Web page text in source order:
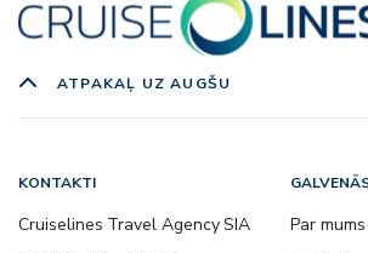
ATPAKAĻ UZ AUGŠU
KONTAKTI
Cruiselines Travel Agency SIA
Par mums